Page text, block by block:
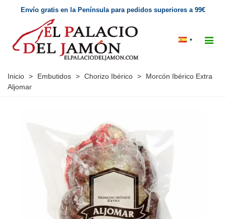
Envío gratis en la Península para pedidos superiores a 99€
▾
Inicio > Embutidos > Chorizo Ibérico >
Morcón Ibérico Extra
Aljomar